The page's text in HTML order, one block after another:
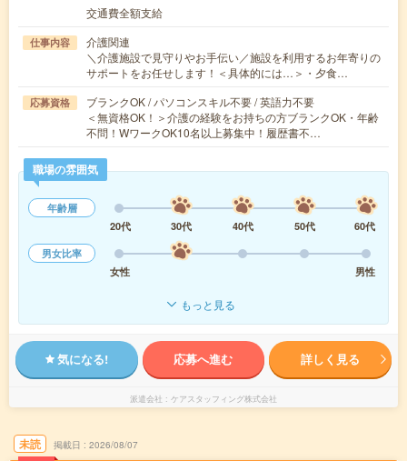
交通費全額支給
仕事内容
介護関連
＼介護施設で見守りやお手伝い／施設を利用するお年寄りの
サポートをお任せします！＜具体的には…＞・夕食…
応募資格
ブランクOK / パソコンスキル不要 / 英語力不要
＜無資格OK！＞介護の経験をお持ちの方ブランクOK・年齢
不問！WワークOK10名以上募集中！履歴書不…
職場の雰囲気
年齢層
20代
30代 40代 50代
60代
男女比率
女性
男性
もっと見る
気になる! 応募へ進む 詳しく見る
派遣会社 ケアスタッフィング株式会社
未読 掲載日 2026/08/07